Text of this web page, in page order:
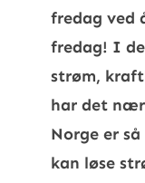
fredag ved
fredag! I
strøm,
har det
Norge er
kan løse